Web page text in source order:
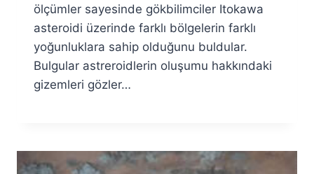
ölçümler sayesinde gökbilimciler Itokawa
asteroidi üzerinde farklı bölgelerin farklı
yoğunluklara sahip olduğunu buldular.
Bulgular astreroidlerin oluşumu hakkındaki
gizemleri gözler…